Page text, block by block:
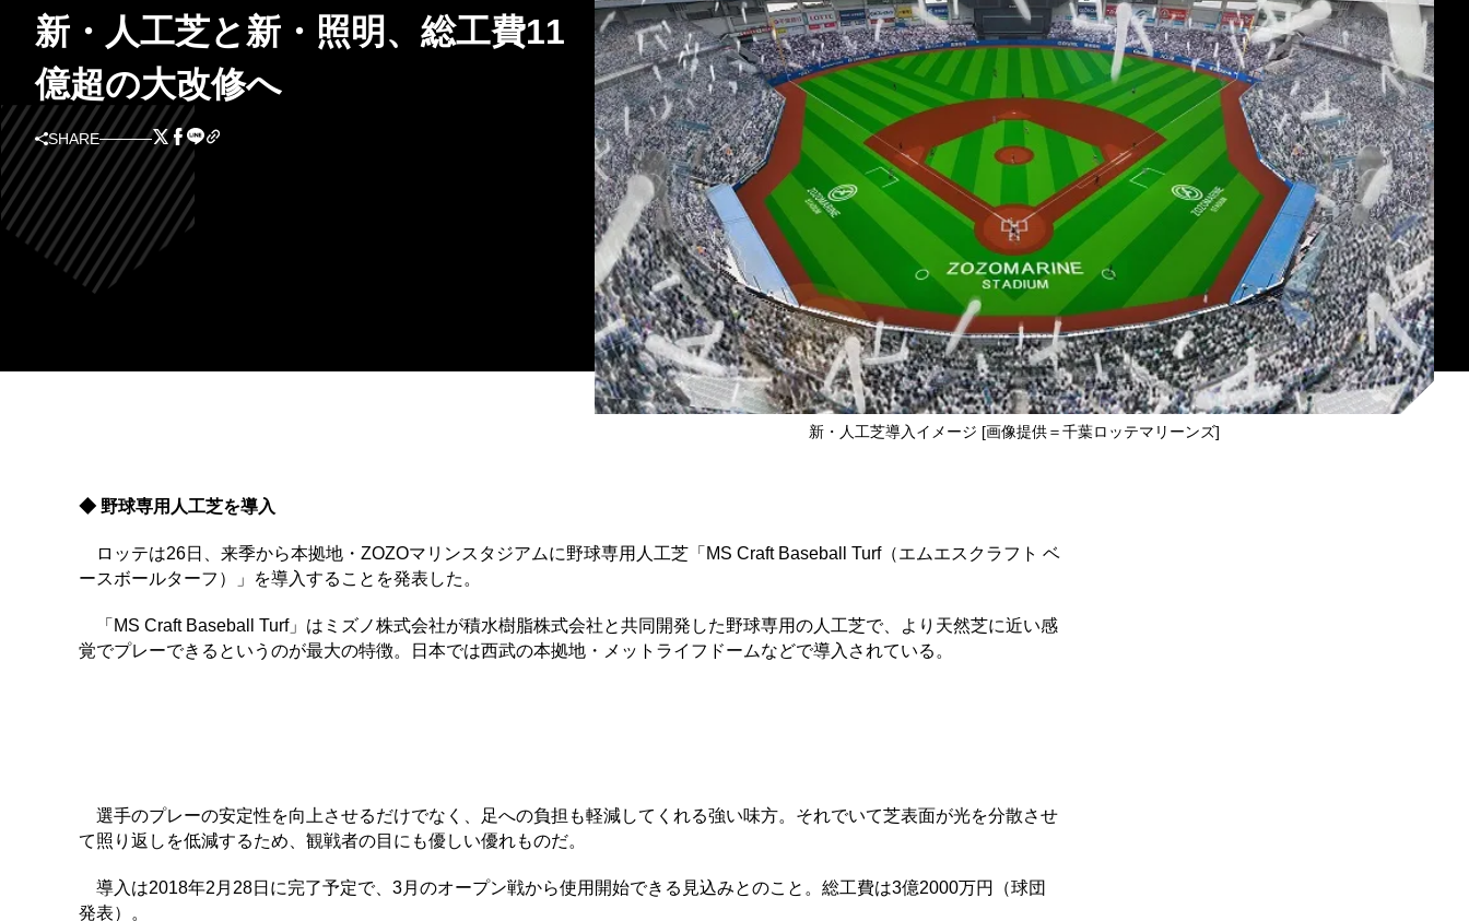
新・人工芝と新・照明、総工費11
億超の大改修へ
SHARE
新・人工芝導入イメージ [画像提供＝千葉ロッテマリーンズ]
◆ 野球専用人工芝を導入
ロッテは26日、来季から本拠地・ZOZOマリンスタジアムに野球専用人工芝「MS Craft Baseball Turf（エムエスクラフト ベ
ースボールターフ）」を導入することを発表した。
「MS Craft Baseball Turf」はミズノ株式会社が積水樹脂株式会社と共同開発した野球専用の人工芝で、より天然芝に近い感
覚でプレーできるというのが最大の特徴。日本では西武の本拠地・メットライフドームなどで導入されている。
選手のプレーの安定性を向上させるだけでなく、足への負担も軽減してくれる強い味方。それでいて芝表面が光を分散させ
て照り返しを低減するため、観戦者の目にも優しい優れものだ。
導入は2018年2月28日に完了予定で、3月のオープン戦から使用開始できる見込みとのこと。総工費は3億2000万円（球団
発表）。